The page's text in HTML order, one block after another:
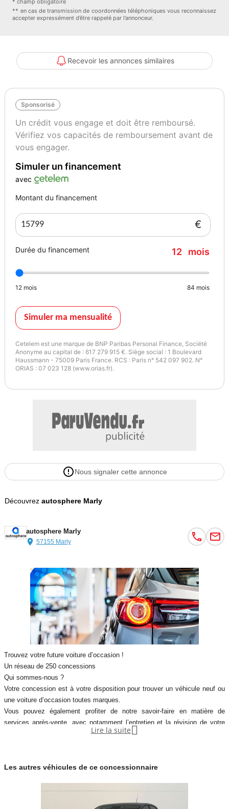
* champ obligatoire
** en cas de transmission de coordonnées téléphoniques vous reconnaissez
accepter expressément d’être rappelé par l’annonceur.
Recevoir les annonces similaires
Sponsorisé
Un crédit vous engage et doit être remboursé.
Vérifiez vos capacités de remboursement avant de
vous engager.
Simuler un financement
avec
Montant du financement
€
Durée du financement 12 mois
12 mois 84 mois
Simuler ma mensualité
Cetelem est une marque de BNP Paribas Personal Finance, Société
Anonyme au capital de : 617 279 915 €. Siège social : 1 Boulevard
Haussmann - 75009 Paris France. RCS : Paris n° 542 097 902. N°
ORIAS : 07 023 128 (www.orias.fr).
Nous signaler cette annonce
Découvrez autosphere Marly
autosphere Marly
57155 Marly
Trouvez votre future voiture d’occasion !
Un réseau de 250 concessions
Qui sommes-nous ?
Votre concession est à votre disposition pour trouver un véhicule neuf ou
une voiture d’occasion toutes marques.
Vous pouvez également profiter de notre savoir-faire en matière de
services après-vente, avec notamment l’entretien et la révision de votre
d’occasion.
réseau de 250 concessions, avec plus de 14 000 voitures dans toute la
Lire la suite 
Les autres véhicules de ce concessionnaire